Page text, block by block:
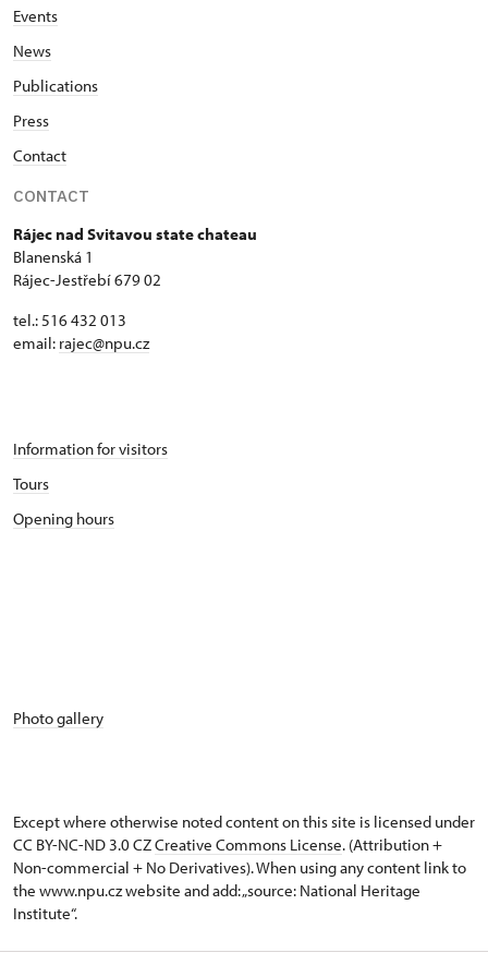
Events
News
Publications
Press
Contact
CONTACT
Rájec nad Svitavou state chateau
Blanenská 1
Rájec-Jestřebí 679 02
tel.: 516 432 013
email: rajec@npu.cz
Information for visitors
Tours
Opening hours
Photo gallery
Except where otherwise noted content on this site is licensed under
CC BY-NC-ND 3.0 CZCreative Commons License. (Attribution +
Non-commercial + No Derivatives). When using any content link to
the www.npu.cz website and add: „source: National Heritage
Institute“.